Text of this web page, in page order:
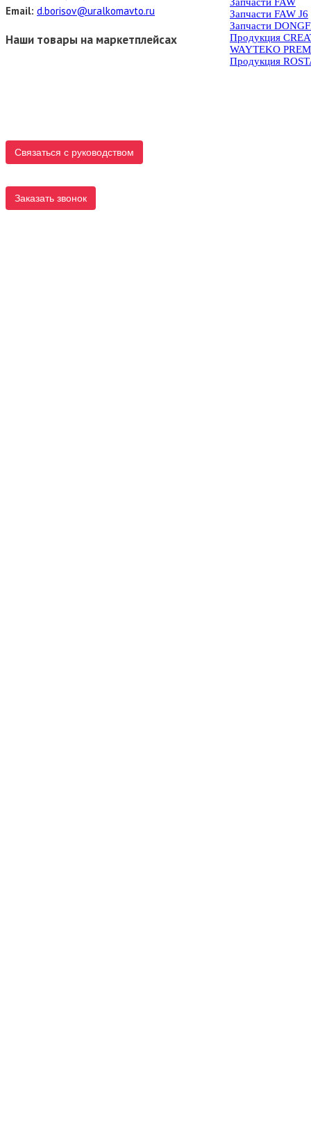
Email: d.borisov@uralkomavto.ru
Наши товары на маркетплейсах
Связаться с руководством
Заказать звонок
Запчасти FAW
Запчасти FAW J6
Запчасти
Продукция
WAYTEKO
Продукция